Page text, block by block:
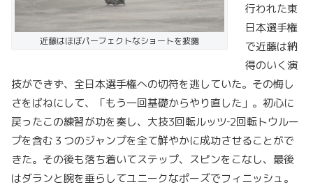
近藤はほぼパーフェクトなショートを披露
行われた東
日本選手権
で近藤は納
得のいく演
技ができず、全日本選手権への切符を逃していた。その悔し
さをばねにして、「もう一回基礎からやり直した」。初心に
戻ったこの練習が功を奏し、大技3回転ルッツ‐2回転トウルー
プを含む３つのジャンプを全て鮮やかに成功させることがで
きた。その後も落ち着いてステップ、スピンをこなし、最後
はダランと腕を垂らしてユニークなポーズでフィニッシュ。